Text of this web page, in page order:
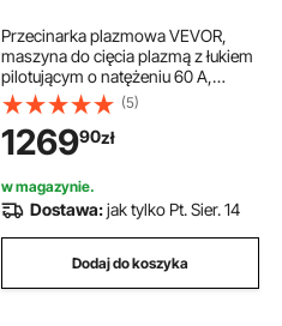
Przecinarka plazmowa VEVOR,
maszyna do cięcia plazmą z łukiem
pilotującym o natężeniu 60 A,
falownik IGBT z wyświetlaczem
cyfrowym – z funkcją 2T/4T i
regulowanym czasem PA/PT do
zastosowań przemysłowych (400
(5)
126990zł
w magazynie.
Dostawa:jak tylko Pt. Sier. 14
Dodaj do koszyka